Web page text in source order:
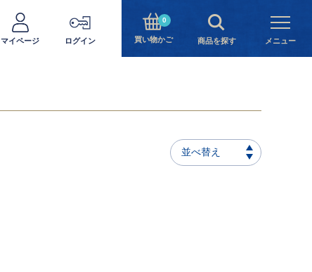
マイページ ログイン
0
買い物かご 商品を探す メニュー
並べ替え